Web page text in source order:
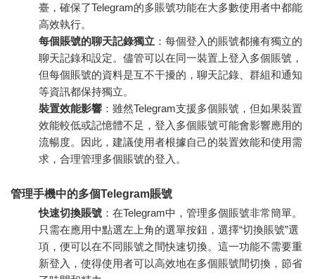
臺，確保了Telegram的多賬號功能在大多數使用者中都能
高效執行。
每個賬號的聊天記錄獨立 ：每個登入的賬號都擁有獨立的
聊天記錄和設定。儘管可以在同一裝置上登入多個賬號，
但每個賬號的資料是互不干擾的，聊天記錄、群組和通知
等資訊都保持獨立。
裝置效能影響 ：雖然Telegram支援多個賬號，但如果裝置
效能較低或記憶體不足，登入多個賬號可能會影響應用的
流暢度。因此，建議使用者根據自己的裝置效能和使用需
求，合理管理多個賬號的登入。
管理手機中的多個Telegram賬號
快速切換賬號 ：在Telegram中，管理多個賬號非常簡單。
只需在應用中點選左上角的選單按鈕，選擇“切換賬號”選
項，便可以在不同賬號之間快速切換。這一功能不需要重
新登入，使得使用者可以高效地在多個賬號間切換，節省